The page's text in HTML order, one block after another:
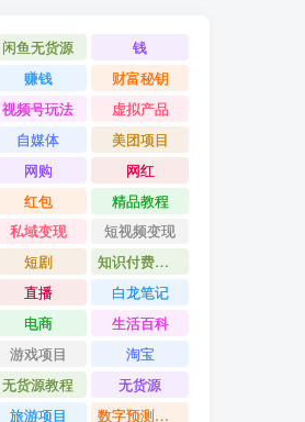
闲鱼无货源
钱
赚钱
财富秘钥
视频号玩法
虚拟产品
自媒体
美团项目
网购
网红
红包
精品教程
私域变现
短视频变现
短剧
知识付费项目
直播
白龙笔记
电商
生活百科
游戏项目
淘宝
无货源教程
无货源
旅游项目
数字预测大师